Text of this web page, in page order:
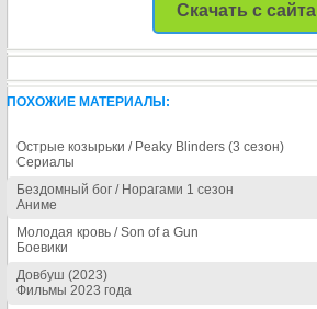
Скачать с сайта
ПОХОЖИЕ МАТЕРИАЛЫ:
Острые козырьки / Peaky Blinders (3 сезон)
Сериалы
Бездомный бог / Норагами 1 сезон
Аниме
Молодая кровь / Son of a Gun
Боевики
Довбуш (2023)
Фильмы 2023 года